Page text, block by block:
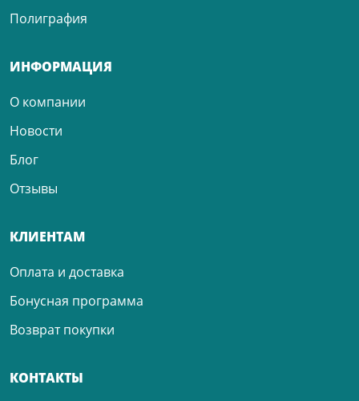
Полиграфия
ИНФОРМАЦИЯ
О компании
Новости
Блог
Отзывы
КЛИЕНТАМ
Оплата и доставка
Бонусная программа
Возврат покупки
КОНТАКТЫ